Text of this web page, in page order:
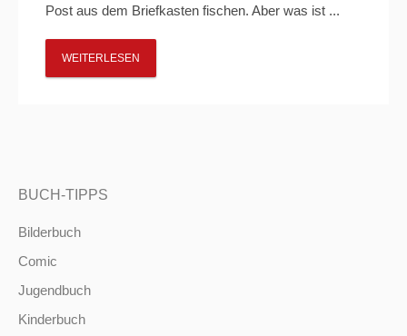
Post aus dem Briefkasten fischen. Aber was ist ...
WEITERLESEN
BUCH-TIPPS
Bilderbuch
Comic
Jugendbuch
Kinderbuch